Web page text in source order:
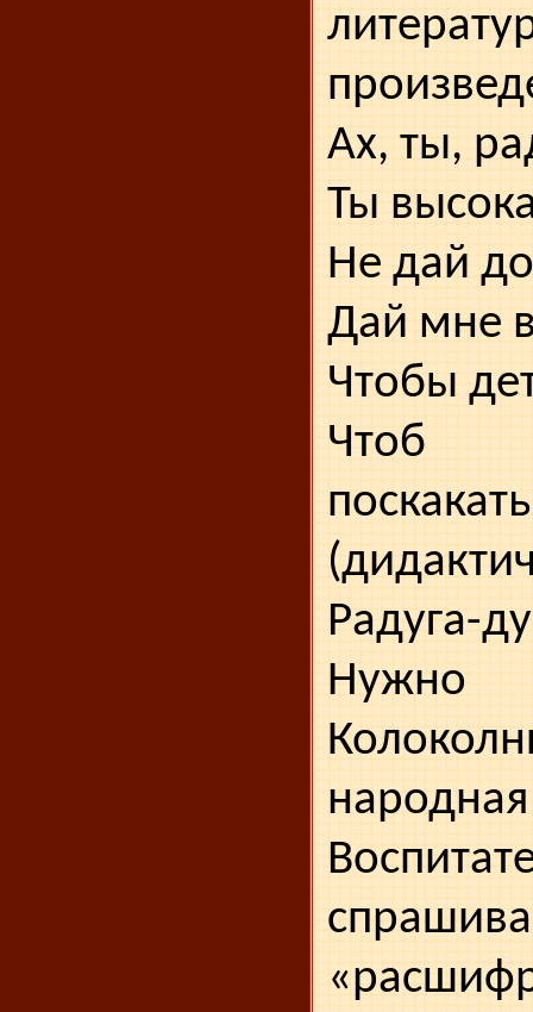
Ах, ты,
Ты
Не дай
Дай мне
Чтобы
Чтоб
Радуга-
Нужно